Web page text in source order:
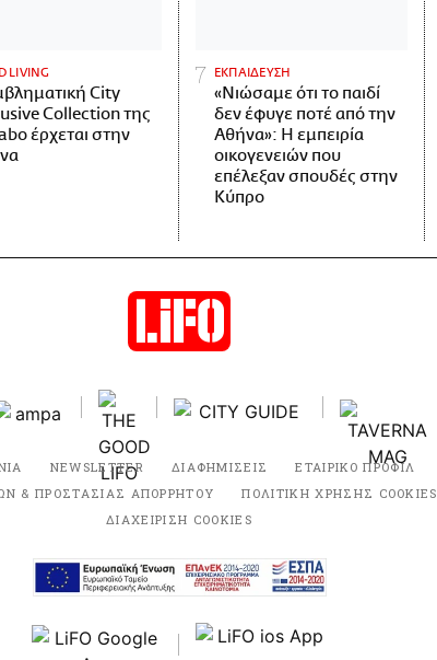
LIVING
City
Collection της
έρχεται στην
ΕΚΠΑΙΔΕΥΣΗ
«Νιώσαμε ότι το παιδί
δεν έφυγε ποτέ από την
Αθήνα»: Η εμπειρία
οικογενειών που
επέλεξαν σπουδές στην
Κύπρο
NEWSLETTER ΔΙΑΦΗΜΙΣΕΙΣ ΕΤΑΙΡΙΚΟ ΠΡΟΦΙΛ
& ΠΡΟΣΤΑΣΙΑΣ ΑΠΟΡΡΗΤΟΥ
ΠΟΛΙΤΙΚΗ ΧΡΗΣΗΣ COOKIES
ΔΙΑΧΕΙΡΙΣΗ COOKIES